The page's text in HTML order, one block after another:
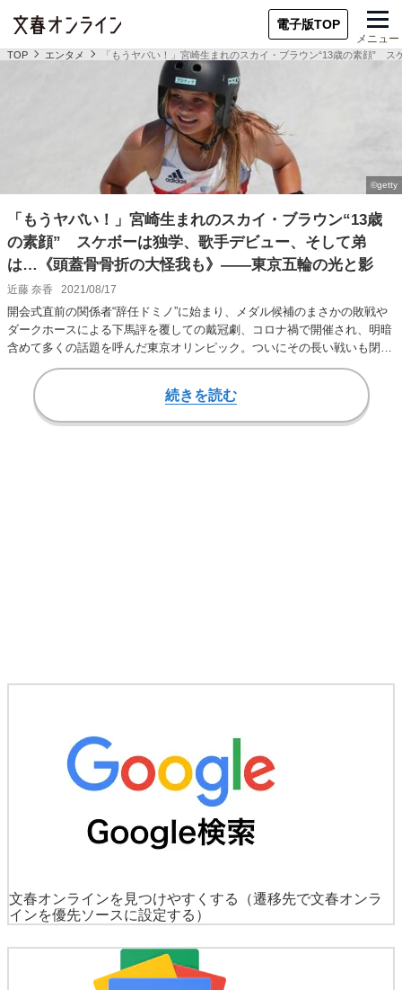
電子版TOP
メニュー
TOP エンタメ 「もうヤバい！」宮崎生まれのスカイ・ブラウン“13歳の素顔”
「もうヤバい！」宮崎生まれのスカイ・ブラウン“13歳
の素顔” スケボーは独学、歌手デビュー、そして弟
は…《頭蓋骨骨折の大怪我も》――東京五輪の光と影
近藤 奈香 2021/08/17
開会式直前の関係者“辞任ドミノ”に始まり、メダル候補のまさかの敗戦や
ダークホースによる下馬評を覆しての戴冠劇、コロナ禍で開催され、明暗
含めて多くの話題を呼んだ東京オリンピック。ついにその長い戦いも閉幕
しました。そこ…
続きを読む
文春オンラインを見つけやすくする
（遷移先で文春オンラ
インを優先ソースに設定する）